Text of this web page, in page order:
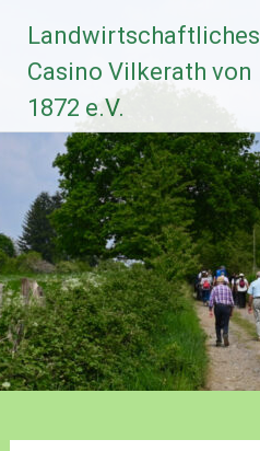
Inhalt
springen
Landwirtschaftliches
Casino Vilkerath von
1872 e.V.